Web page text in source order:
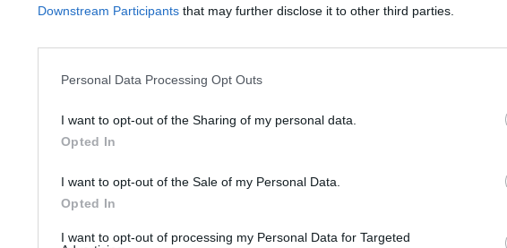
Downstream Participants that may further disclose it to other third parties.
Personal Data Processing Opt Outs
I want to opt-out of the Sharing of my personal data.
Opted In
I want to opt-out of the Sale of my Personal Data.
Opted In
I want to opt-out of processing my Personal Data for Targeted
Jetzt die Gelatine in einem Topf, bei geringer
Esslöffel von der Creme einrühren, und danach
die Masse wieder zurück zur restlichen Creme
Pfirsichlikör unterrühren. Des weiteren die
Artikelempfehlung
stürzen – was tun?
Mit ...
» mehr